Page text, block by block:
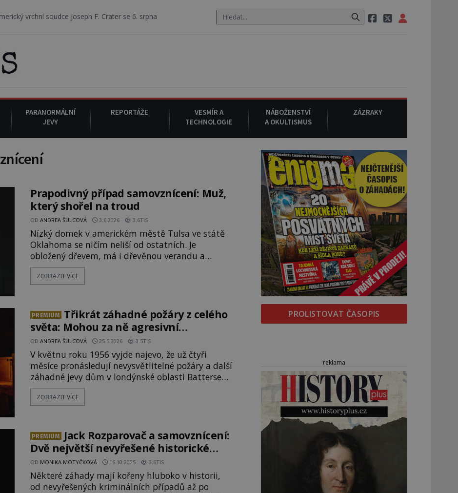
Joseph F. Crater se 6. srpna 1930 navečeří ve své oblíbené restauraci, pak si na ulici zavolá taxi, nasedne do něj a už ho nikdy nikdo
PARANORMÁLNÍ
JEVY
REPORTÁŽE
VESMÍR A
TECHNOLOGIE
NÁBOŽENSTVÍ
A OKULTISMUS
ZÁZRAKY
Prapodivný případ samovznícení: Muž,
který shořel na troud
ODANDREA ŠULCOVÁ 3.6.2026 3.6TIS
Nízký domek v americkém městě Tulsa ve státě
Oklahoma se ničím neliší od ostatních. Je
obložený dřevem, má i dřevěnou verandu a
v případě, že by zde vypukl běžný požár, snadno
by vyhořel až do základů. Konec Dannyho
v únoru roku 2013. Soudní lékaři se shodují, že
ZOBRAZIT VÍCE
PREMIUM
Třikrát záhadné požáry z celého
světa: Mohou za ně agresivní
poltergeisti?
ODANDREA ŠULCOVÁ 25.5.2026 3.5TIS
V květnu roku 1956 vyjde najevo, že už čtyři
měsíce pronásledují nevysvětlitelné požáry a další
záhadné jevy dům v londýnské oblasti Battersea,
který obývá rodina Hitchingsových. Nejvíce jimi
trpí patnáctiletá Shirley, které záhadná síla
náhod nebo kr
ZOBRAZIT VÍCE
PREMIUM
Jack Rozparovač a samovznícení:
Dvě největší nevyřešené historické
záhady
OD MONIKA MOTYČKOVÁ 16.10.2025 3.6TIS
Některé záhady mají kořeny hluboko v historii,
od nevyřešených kriminálních případů až po
PROLISTOVAT ČASOPIS
reklama